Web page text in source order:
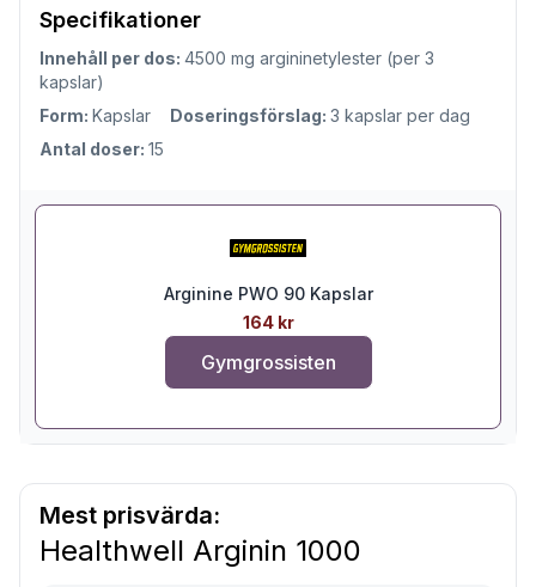
Specifikationer
Innehåll per dos: 4500 mg argininetylester (per 3
kapslar)
Form: Kapslar Doseringsförslag: 3 kapslar per dag
Antal doser: 15
Arginine PWO 90 Kapslar
164 kr
Gymgrossisten
Mest prisvärda:
Healthwell Arginin 1000